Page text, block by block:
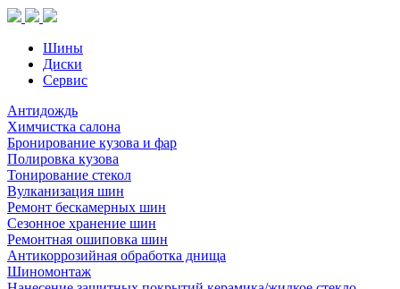
Шины
Диски
Сервис
Антидождь
Химчистка салона
Бронирование кузова и фар
Полировка кузова
Тонирование стекол
Вулканизация шин
Ремонт бескамерных шин
Сезонное хранение шин
Ремонтная ошиповка шин
Антикоррозийная обработка днища
Шиномонтаж